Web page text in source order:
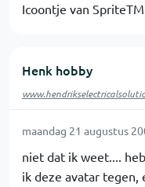
Icoontje van SpriteTM
Henk hobby
maandag 21 augustus
niet dat ik weet....
ik deze avatar tegen,